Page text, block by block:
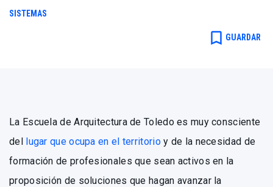
SISTEMAS
bookmark_border GUARDAR
La Escuela de Arquitectura de Toledo es muy consciente
del lugar que ocupa en el territorioy de la necesidad de
formación de profesionales que sean activos en la
proposición de soluciones que hagan avanzar la